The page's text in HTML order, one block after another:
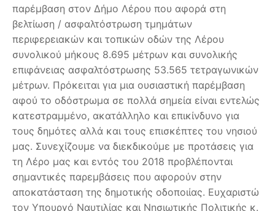
παρέμβαση στον Δήμο Λέρου που αφορά στη
βελτίωση / ασφαλτόστρωση τμημάτων
περιφερειακών και τοπικών οδών της Λέρου
συνολικού μήκους 8.695 μέτρων και συνολικής
επιφάνειας ασφαλτόστρωσης 53.565 τετραγωνικών
μέτρων. Πρόκειται για μια ουσιαστική παρέμβαση
αφού το οδόστρωμα σε πολλά σημεία είναι εντελώς
κατεστραμμένο, ακατάλληλο και επικίνδυνο για
τους δημότες αλλά και τους επισκέπτες του νησιού
μας. Συνεχίζουμε να διεκδικούμε με προτάσεις για
τη Λέρο μας και εντός του 2018 προβλέπονται
σημαντικές παρεμβάσεις που αφορούν στην
αποκατάσταση της δημοτικής οδοποιίας. Ευχαριστώ
τον Υπουργό Ναυτιλίας και Νησιωτικής Πολιτικής κ.